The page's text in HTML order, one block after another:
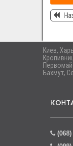
Киев,
Бахмут,